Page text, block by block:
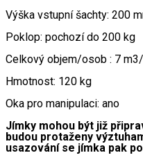
Výška vstupní šachty: 200
Poklop: pochozí do 200 kg
Celkový objem/osob : 7
Hmotnost: 120 kg
Oka pro manipulaci: ano
Jímky mohou být již
budou protaženy
usazování se jímka pak